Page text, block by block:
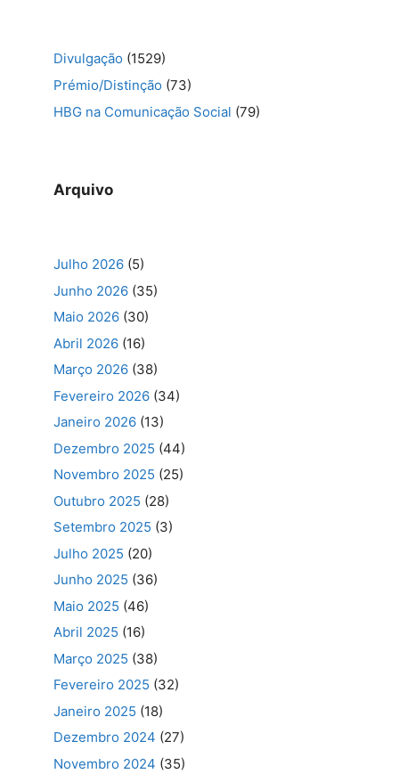
Divulgação (1529)
Prémio/Distinção (73)
HBG na Comunicação Social (79)
Arquivo
Julho 2026 (5)
Junho 2026 (35)
Maio 2026 (30)
Abril 2026 (16)
Março 2026 (38)
Fevereiro 2026 (34)
Janeiro 2026 (13)
Dezembro 2025 (44)
Novembro 2025 (25)
Outubro 2025 (28)
Setembro 2025 (3)
Julho 2025 (20)
Junho 2025 (36)
Maio 2025 (46)
Abril 2025 (16)
Março 2025 (38)
Fevereiro 2025 (32)
Janeiro 2025 (18)
Dezembro 2024 (27)
Novembro 2024 (35)